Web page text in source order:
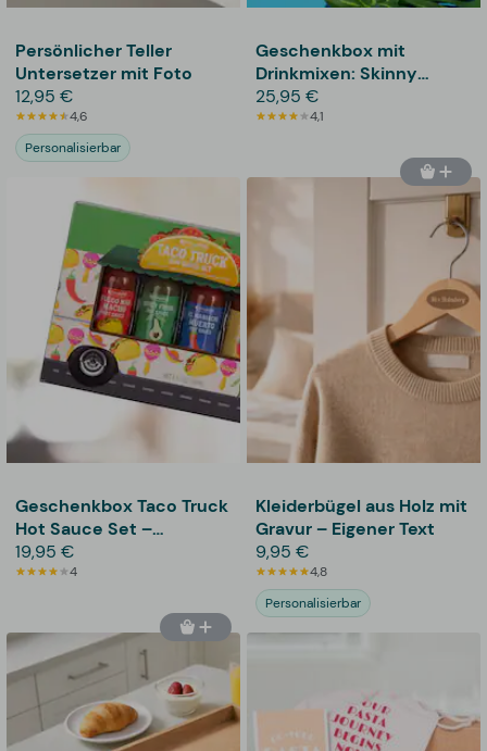
Persönlicher Teller
Untersetzer mit Foto
12,95 €
4,6
Personalisierbar
Geschenkbox mit
Drinkmixen: Skinny
Cocktails – Thoughtfully
25,95 €
4,1
Geschenkbox Taco Truck
Hot Sauce Set –
Thoughtfully
19,95 €
4
Kleiderbügel aus Holz mit
Gravur – Eigener Text
9,95 €
4,8
Personalisierbar